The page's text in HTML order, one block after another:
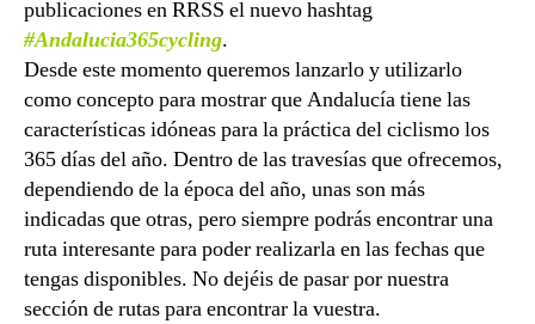
publicaciones en RRSS el nuevo hashtag
#Andalucia365cycling.
Desde este momento queremos lanzarlo y utilizarlo
como concepto para mostrar que Andalucía tiene las
características idóneas para la práctica del ciclismo los
365 días del año. Dentro de las travesías que ofrecemos,
dependiendo de la época del año, unas son más
indicadas que otras, pero siempre podrás encontrar una
ruta interesante para poder realizarla en las fechas que
tengas disponibles. No dejéis de pasar por nuestra
sección de rutas para encontrar la vuestra.